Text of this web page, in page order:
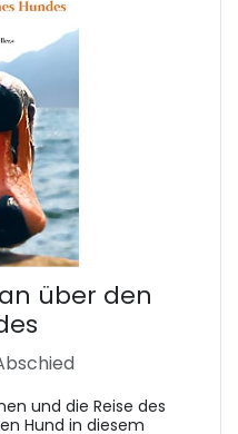
über den
und die Reise des
Hund in diesem